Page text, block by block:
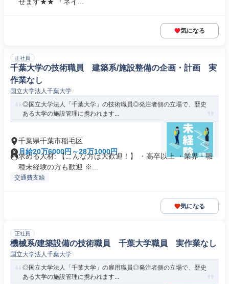
気になる
正社員
千葉大学の技術職員 建築系/施設整備の企画・計画 実
作業なし
国立大学法人千葉大学
◎国立大学法人「千葉大学」の技術職員◎発注者側の立場で、歴史
ある大学の施設管理に携われます...
千葉県千葉市稲毛区
月給20万6000円～28万1000円
求める人材: 【こんな方は大歓迎！】 ・高卒以上 ・業界・職
種未経験の方も歓迎 ※...
交通費支給
気になる
正社員
機械系/建築設備の技術職員 千葉大学職員 実作業なし
国立大学法人千葉大学
◎国立大学法人「千葉大学」の雇用職員◎発注者側の立場で、歴史
ある大学の施設管理に携われます...